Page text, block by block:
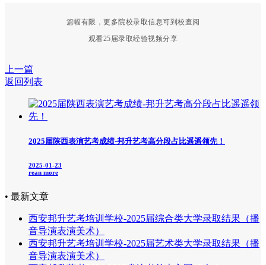
篇幅有限，更多院校录取信息可到校查阅
观看25届录取经验视频分享
上一篇
返回列表
2025届陕西表演艺考成绩-邦升艺考高分段占比遥遥领先！
2025-01-23
rean more
• 最新文章
西安邦升艺考培训学校-2025届综合类大学录取结果（播
音导演表演美术）
西安邦升艺考培训学校-2025届艺术类大学录取结果（播
音导演表演美术）